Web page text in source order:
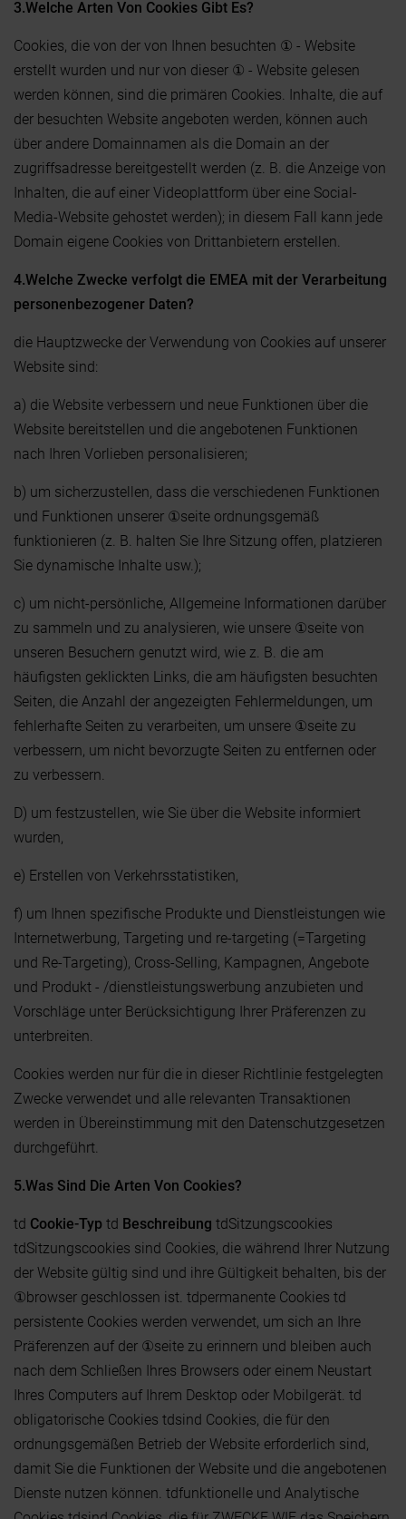
3.Welche Arten Von Cookies Gibt Es?
Cookies, die von der von Ihnen besuchten ① - Website
erstellt wurden und nur von dieser ① - Website gelesen
werden können, sind die primären Cookies. Inhalte, die auf
der besuchten Website angeboten werden, können auch
über andere Domainnamen als die Domain an der
zugriffsadresse bereitgestellt werden (z. B. die Anzeige von
Inhalten, die auf einer Videoplattform über eine Social-
Media-Website gehostet werden); in diesem Fall kann jede
Domain eigene Cookies von Drittanbietern erstellen.
4.Welche Zwecke verfolgt die EMEA mit der Verarbeitung
personenbezogener Daten?
die Hauptzwecke der Verwendung von Cookies auf unserer
Website sind:
a) die Website verbessern und neue Funktionen über die
Website bereitstellen und die angebotenen Funktionen
nach Ihren Vorlieben personalisieren;
b) um sicherzustellen, dass die verschiedenen Funktionen
und Funktionen unserer ①seite ordnungsgemäß
funktionieren (z. B. halten Sie Ihre Sitzung offen, platzieren
Sie dynamische Inhalte usw.);
c) um nicht-persönliche, Allgemeine Informationen darüber
zu sammeln und zu analysieren, wie unsere ①seite von
unseren Besuchern genutzt wird, wie z. B. die am
häufigsten geklickten Links, die am häufigsten besuchten
Seiten, die Anzahl der angezeigten Fehlermeldungen, um
fehlerhafte Seiten zu verarbeiten, um unsere ①seite zu
verbessern, um nicht bevorzugte Seiten zu entfernen oder
zu verbessern.
D) um festzustellen, wie Sie über die Website informiert
wurden,
e) Erstellen von Verkehrsstatistiken,
f) um Ihnen spezifische Produkte und Dienstleistungen wie
Internetwerbung, Targeting und re-targeting (=Targeting
und Re-Targeting), Cross-Selling, Kampagnen, Angebote
und Produkt - /dienstleistungswerbung anzubieten und
Vorschläge unter Berücksichtigung Ihrer Präferenzen zu
unterbreiten.
Cookies werden nur für die in dieser Richtlinie festgelegten
Zwecke verwendet und alle relevanten Transaktionen
werden in Übereinstimmung mit den Datenschutzgesetzen
durchgeführt.
5.Was Sind Die Arten Von Cookies?
td Cookie-Typ td Beschreibung tdSitzungscookies
tdSitzungscookies sind Cookies, die während Ihrer Nutzung
der Website gültig sind und ihre Gültigkeit behalten, bis der
①browser geschlossen ist. tdpermanente Cookies td
persistente Cookies werden verwendet, um sich an Ihre
Präferenzen auf der ①seite zu erinnern und bleiben auch
nach dem Schließen Ihres Browsers oder einem Neustart
Ihres Computers auf Ihrem Desktop oder Mobilgerät. td
obligatorische Cookies tdsind Cookies, die für den
ordnungsgemäßen Betrieb der Website erforderlich sind,
damit Sie die Funktionen der Website und die angebotenen
Dienste nutzen können. tdfunktionelle und Analytische